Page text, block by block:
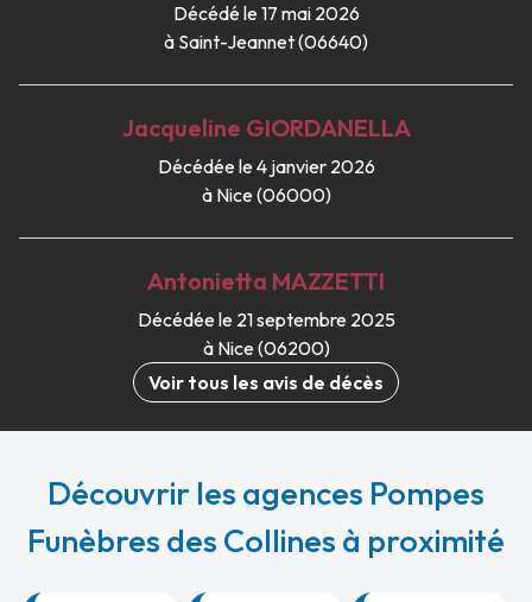
Décédé le 17 mai 2026
à Saint-Jeannet (06640)
Jacqueline GIORDANELLA
Décédée le 4 janvier 2026
à Nice (06000)
Antonietta MAZZETTI
Décédée le 21 septembre 2025
à Nice (06200)
Voir tous les avis de décès
Découvrir les agences Pompes
Funèbres des Collines à proximité